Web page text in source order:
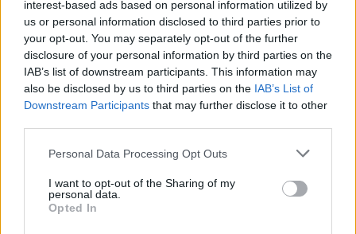
interest-based ads based on personal information utilized by
us or personal information disclosed to third parties prior to
your opt-out. You may separately opt-out of the further
disclosure of your personal information by third parties on the
IAB’s list of downstream participants. This information may
also be disclosed by us to third parties on the IAB’s List of
Downstream Participants that may further disclose it to other
Personal Data Processing Opt Outs
I want to opt-out of the Sharing of my
personal data.
Opted In
Urbano do Rio Diz, o evento solidário “Ride
and Rescue” a favor...
05/08/2026
Desporto
Julius Johansen é o primeiro camisola
amarela da Volta a Portugal. Rafael
Barbas, natural de Gonçalo, ficou na 62ª
presente nas comemorações dos 150
anos dos Bombeiros Voluntários da